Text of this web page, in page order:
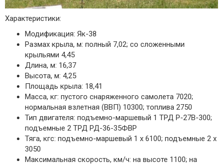
Характеристики:
Модификация: Як-38
Размах крыла, м: полный 7,02; со сложенными
крыльями 4,45
Длина, м: 16,37
Высота, м: 4,25
Площадь крыла: 18,41
Масса, кг: пустого снаряженного самолета 7020;
нормальная взлетная (ВВП) 10300; топлива 2750
Тип двигателя: подъемно-маршевый 1 ТРД Р-27В-300;
подъемные 2 ТРД РД-36-35ФВР
Тяга, кгс: подъемно-маршевый 1 х 6100; подъемные 2 х
3050
Максимальная скорость, км/ч: на высоте 1100; на